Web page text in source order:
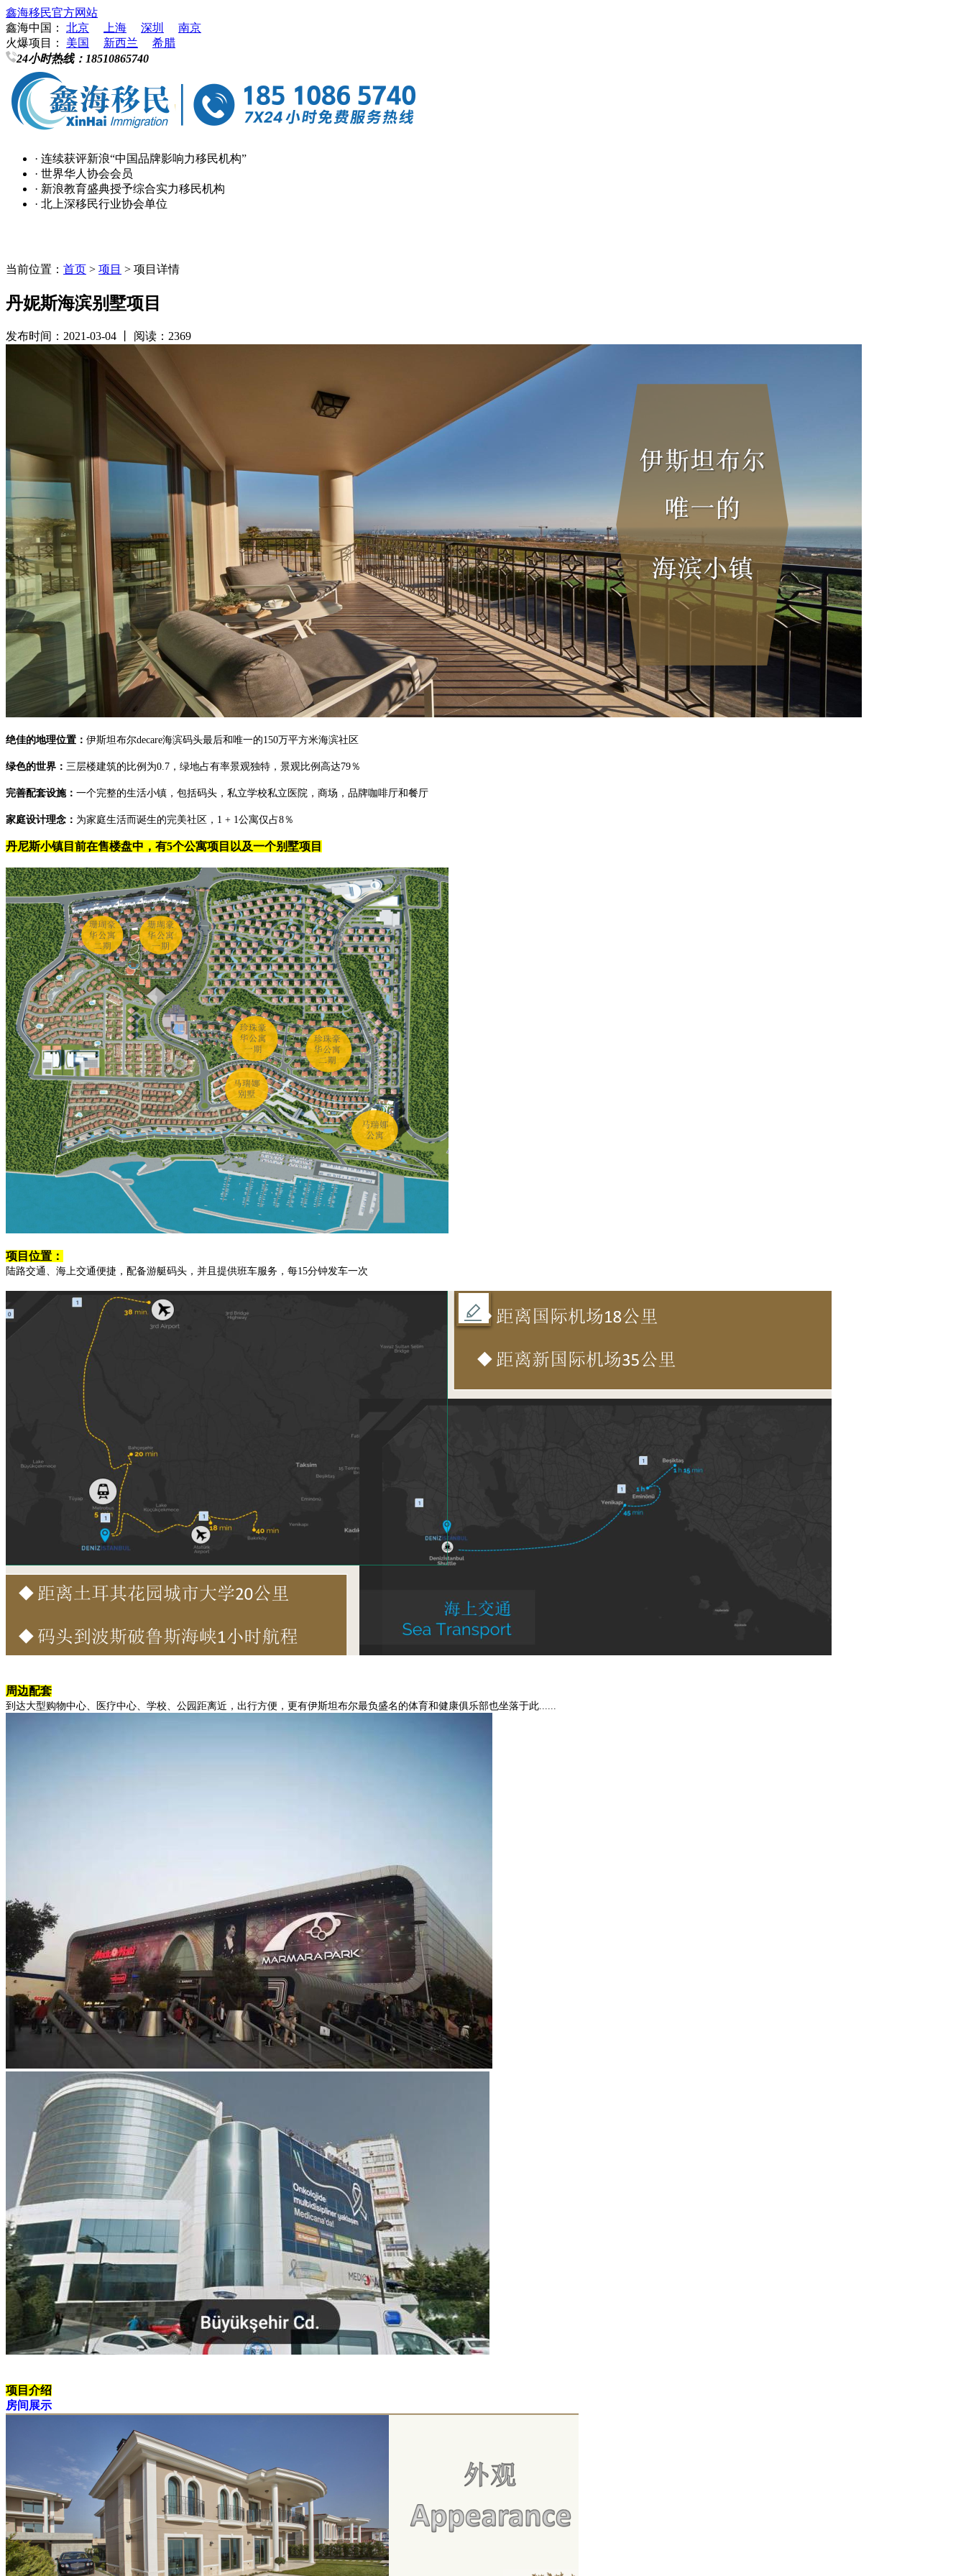
鑫海移民官方网站
鑫海中国：
北京 上海 深圳
南京
火爆项目：
美国 新西兰
希腊
24小时热线： 18510865740
· 连续获评新浪“中国品牌影响力移民机构”
· 世界华人协会会员
· 新浪教育盛典授予综合实力移民机构
· 北上深移民行业协会单位
美国
加拿大
亚洲
海房
开户
安家
当前位置： 首页 > 项目 > 项目详情
丹妮斯海滨别墅项目
发布时间：2021-03-04 丨 阅读：2369
绝佳的地理位置： 伊斯坦布尔decare海滨码头最后和唯一的150万平方米海滨社区
绿色的世界： 三层楼建筑的比例为0.7，绿地占有率景观独特，景观比例高达79％
完善配套设施： 一个完整的生活小镇，包括码头，私立学校私立医院，商场，品牌咖啡厅和餐厅
家庭设计理念： 为家庭生活而诞生的完美社区，1 + 1公寓仅占8％
丹尼斯小镇目前在售楼盘中，有5个公寓项目以及一个别墅项目
项目位置：
陆路交通、海上交通便捷，配备游艇码头，并且提供班车服务，每15分钟发车一次
周边配套
到达大型购物中心、医疗中心、学校、公园距离近，出行方便，更有伊斯坦布尔最负盛名的体育和健康俱乐部也坐落于此......
项目介绍
房间展示